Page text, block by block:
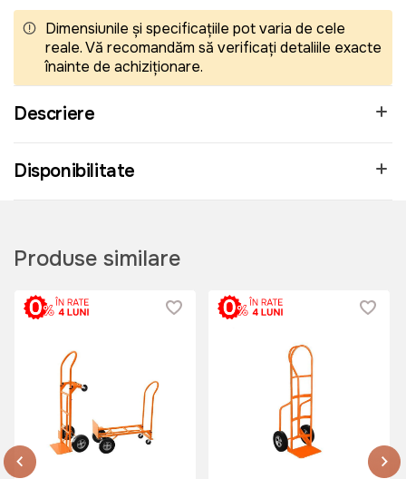
Dimensiunile și specificațiile pot varia de cele
reale. Vă recomandăm să verificați detaliile exacte
înainte de achiziționare.
Descriere
Disponibilitate
Produse similare